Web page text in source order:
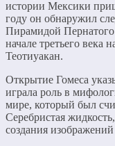
истории Мексики
году он обнаружил
Пирамидой Пернатого
начале третьего века
Теотиуакан.
Открытие Гомеса
играла роль в
мире, который был
Серебристая
создания изображений